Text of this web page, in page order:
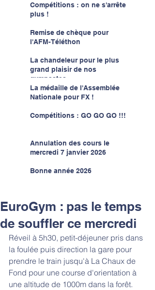
Compétitions : on ne s'arrête
plus !
Remise de chèque pour
l'AFM-Téléthon
La chandeleur pour le plus
grand plaisir de nos
gymnastes
La médaille de l'Assemblée
Nationale pour FX !
Compétitions : GO GO GO !!!
Annulation des cours le
mercredi 7 janvier 2026
Bonne année 2026
EuroGym : pas le temps
de souffler ce mercredi
Réveil à 5h30, petit-déjeuner pris dans
la foulée puis direction la gare pour
prendre le train jusqu'à La Chaux de
Fond pour une course d'orientation à
une altitude de 1000m dans la forêt.